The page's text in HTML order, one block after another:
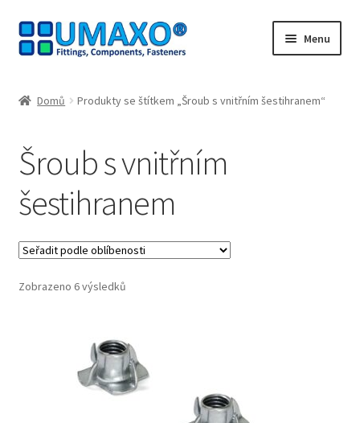
Přeskočit
na
Přejít
k
Menu
Lodní doprava
Můj účet
Nákupní košík
Naši partneři
Domů Produkty se štítkem „Šroub s vnitřním šestihranem“
Šroub s vnitřním
šestihranem
Zobrazeno 6 výsledkůSeřazeno